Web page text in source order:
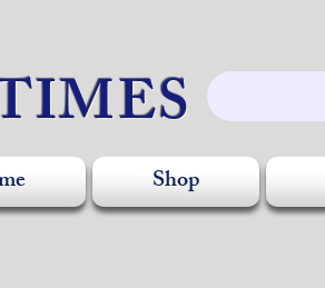
Shop